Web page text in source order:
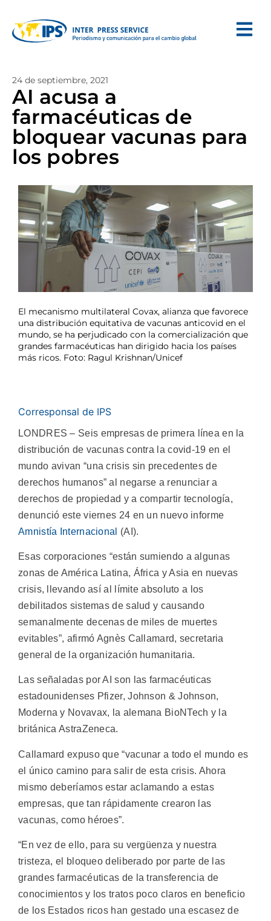
24 de septiembre, 2021
AI acusa a
farmacéuticas de
bloquear vacunas para
los pobres
El mecanismo multilateral Covax, alianza que favorece
una distribución equitativa de vacunas anticovid en el
mundo, se ha perjudicado con la comercialización que
grandes farmacéuticas han dirigido hacia los países
más ricos. Foto: Ragul Krishnan/Unicef
Corresponsal de IPS
LONDRES – Seis empresas de primera línea en la
distribución de vacunas contra la covid-19 en el
mundo avivan “una crisis sin precedentes de
derechos humanos” al negarse a renunciar a
derechos de propiedad y a compartir tecnología,
denunció este viernes 24 en un nuevo informe
Amnistía Internacional
(AI).
Esas corporaciones “están sumiendo a algunas
zonas de América Latina, África y Asia en nuevas
crisis, llevando así al límite absoluto a los
debilitados sistemas de salud y causando
semanalmente decenas de miles de muertes
evitables”, afirmó Agnès Callamard, secretaria
general de la organización humanitaria.
Las señaladas por AI son las farmacéuticas
estadounidenses Pfizer, Johnson & Johnson,
Moderna y Novavax, la alemana BioNTech y la
británica AstraZeneca.
Callamard expuso que “vacunar a todo el mundo es
el único camino para salir de esta crisis. Ahora
mismo deberíamos estar aclamando a estas
empresas, que tan rápidamente crearon las
vacunas, como héroes”.
“En vez de ello, para su vergüenza y nuestra
tristeza, el bloqueo deliberado por parte de las
grandes farmacéuticas de la transferencia de
conocimientos y los tratos poco claros en beneficio
de los Estados ricos han gestado una escasez de